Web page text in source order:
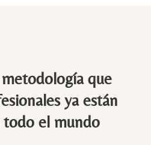
que
ya están
todo el mundo